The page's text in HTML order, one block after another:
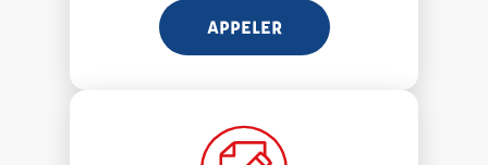
APPELER